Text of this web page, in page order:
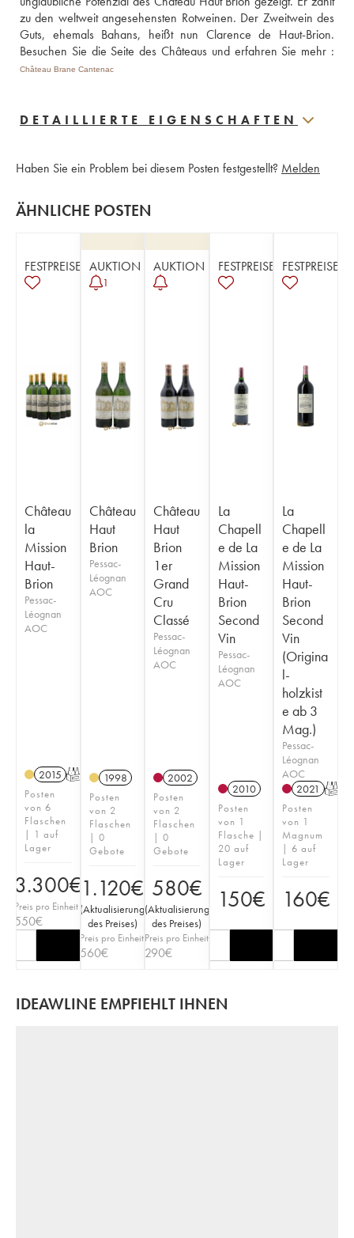
zu den weltweit angesehensten Rotweinen. Der Zweitwein des
Guts, ehemals Bahans, heißt nun Clarence de Haut-Brion.
Château Brane Cantenac
DETAILLIERTE EIGENSCHAFTEN
Haben Sie ein Problem bei diesem Posten festgestellt? Melden
ÄHNLICHE POSTEN
FESTPREISE
Château
la
Mission
Haut-
Brion
Pessac-
Léognan
AOC
2015 T
Posten
von 6
Flaschen
| 1 auf
Lager
3.300€
Preis pro Einheit
550€
AUKTION
1
Château
Haut
Brion
Pessac-
Léognan
AOC
1998
Posten
von 2
Flaschen
| 0
Gebote
1.120€
(Aktualisierung
des Preises)
Preis pro Einheit
560€
AUKTION
Château
Haut
Brion
1er
Grand
Cru
Classé
Pessac-
Léognan
AOC
2002
Posten
von 2
Flaschen
| 0
Gebote
580€
(Aktualisierung
des Preises)
Preis pro Einheit
290€
FESTPREISE
La
Chapell
e de La
Mission
Haut-
Brion
Second
Vin
Pessac-
Léognan
AOC
2010
Posten
von 1
Flasche |
20 auf
Lager
150€
FESTPREISE
La
Chapell
e de La
Mission
Haut-
Brion
Second
Vin
(Origina
l-
holzkist
e ab 3
Mag.)
Pessac-
Léognan
AOC
2021 T
Posten
von 1
Magnum
| 6 auf
Lager
160€
IDEAWLINE EMPFIEHLT IHNEN